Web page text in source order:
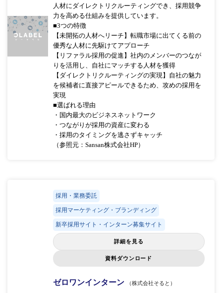
人材にダイレクトリクルーティングでき、採用競争
力を高める仕組みを提供しています。
■3つの特徴
【未開拓の人材へリーチ】転職市場に出てくる前の
優秀な人材に先駆けてアプローチ
【リファラル採用の促進】社内のメンバーのつなが
りを活用し、自社にマッチする人材を獲得
【ダイレクトリクルーティングの実現】自社の魅力
を候補者に直接アピールできるため、攻めの採用を
実現
■選ばれる理由
・国内最大のビジネスネットワーク
・つながりが採用の資産に変わる
・採用のタイミングを逃さずキャッチ
（参照元：Sansan株式会社HP）
採用・業務委託
採用マーケティング・ブランディング
新卒採用サイト・インターン募集サイト
詳細を見る
資料ダウンロード
ゼロワンインターン （株式会社そると）